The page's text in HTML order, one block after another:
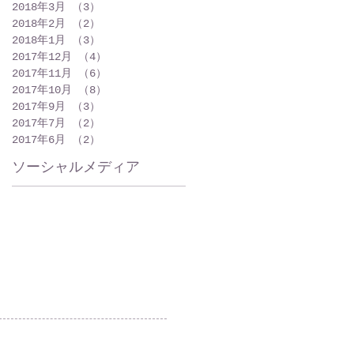
2018年3月
（3）
2018年2月
（2）
2018年1月
（3）
2017年12月
（4）
2017年11月
（6）
2017年10月
（8）
2017年9月
（3）
2017年7月
（2）
2017年6月
（2）
ソーシャルメディア